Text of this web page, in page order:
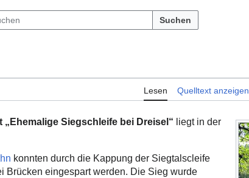
Suchen
Lesen Quelltext anzeigen
„Ehemalige Siegschleife bei Dreisel“ liegt in der
konnten durch die Kappung der Siegtalscleife
Brücken eingespart werden. Die Sieg wurde